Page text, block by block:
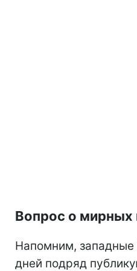
Вопрос о мирных
Напомним,
дней подряд